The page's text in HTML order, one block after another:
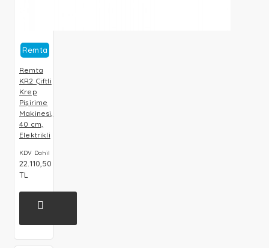
Remta
Remta
KR2 Çiftli
Krep
Pişirime
Makinesi,
40 cm,
Elektrikli
KDV Dahil
22.110,50
TL